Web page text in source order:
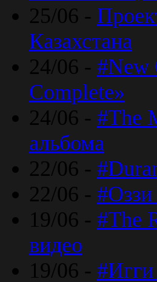
25/06 -
Казахстана
24/06 - #New
Complete»
24/06 - #The
альбома
22/06 -
22/06 - #Оззи
19/06 - #The
видео
19/06 -